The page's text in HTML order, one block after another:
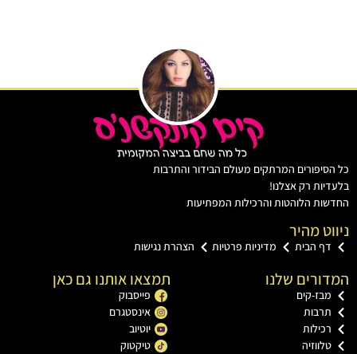
כל הסיפורים המרתקים מעולם הבידור והתרבות
בלעדיות רק אצלנו!
החדשות הלוהטות והרכילות המפתיעות
ניווט מהיר
דף הבית מדיניות פרטיות הצהרת נגישות
המדורים שלנו
מבז-קים
תרבות
רכילות
טלווזיה
תמצאו אותנו גם כאן
פייסבוק
אינסטגרם
יוטיוב
טיקטוק